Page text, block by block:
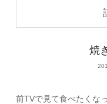
焼
前TVで見て食べたくな